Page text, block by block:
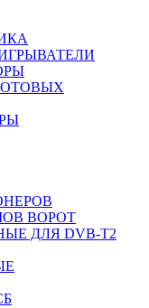
ВОРОТ
ДЛЯ DVB-T2